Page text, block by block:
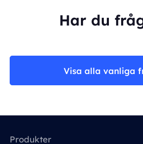
Har du
Visa alla vanliga
Produkter